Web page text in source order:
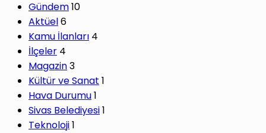
Gündem10
Aktüel6
Kamu İlanları 4
İlçeler 4
Magazin3
Kültür ve Sanat 1
Hava Durumu1
Sivas Belediyesi1
Teknoloji1